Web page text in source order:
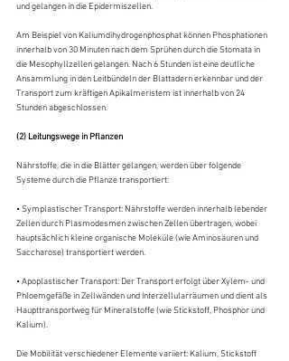
und gelangen in die Epidermiszellen.
Am Beispiel von Kaliumdihydrogenphosphat können Phosphationen
innerhalb von 30 Minuten nach dem Sprühen durch die Stomata in
die Mesophyllzellen gelangen. Nach 6 Stunden ist eine deutliche
Ansammlung in den Leitbündeln der Blattadern erkennbar und der
Transport zum kräftigen Apikalmeristem ist innerhalb von 24
Stunden abgeschlossen.
(2) Leitungswege in Pflanzen
Nährstoffe, die in die Blätter gelangen, werden über folgende
Systeme durch die Pflanze transportiert:
• Symplastischer Transport: Nährstoffe werden innerhalb lebender
Zellen durch Plasmodesmen zwischen Zellen übertragen, wobei
hauptsächlich kleine organische Moleküle (wie Aminosäuren und
Saccharose) transportiert werden.
• Apoplastischer Transport: Der Transport erfolgt über Xylem- und
Phloemgefäße in Zellwänden und Interzellularräumen und dient als
Haupttransportweg für Mineralstoffe (wie Stickstoff, Phosphor und
Kalium).
Die Mobilität verschiedener Elemente variiert: Kalium, Stickstoff